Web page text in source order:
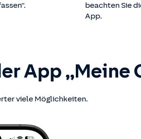
beachten Sie
App.
App „Meine
viele Möglichkeiten.